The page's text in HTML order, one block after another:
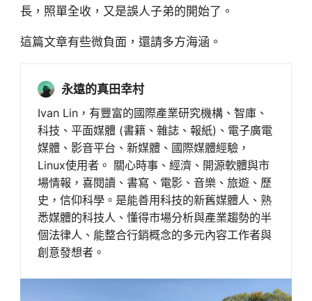
長，照單全收，又是誤人子弟的開始了。
這篇文章有些微負面，還請多方海涵。
永遠的真田幸村
Ivan Lin，有豐富的國際產業研究機構、智庫、
科技、平面媒體 (書籍、雜誌、報紙)、電子廣電
媒體、影音平台、新媒體、國際媒體經驗，
Linux使用者。 關心時事、經濟、開源軟體與市
場情報，喜閱讀、書寫、電影、音樂、旅遊、歷
史，信仰科學。是能善用科技的新舊媒體人、熟
悉媒體的科技人、懂得市場分析與產業趨勢的半
個法律人、能整合行銷概念的多元內容工作者與
創意發想者。